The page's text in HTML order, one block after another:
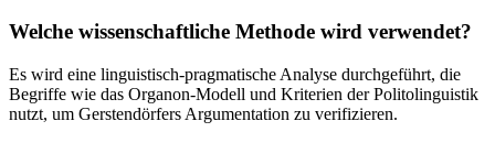
Welche wissenschaftliche Methode wird verwendet?
Es wird eine linguistisch-pragmatische Analyse durchgeführt, die
Begriffe wie das Organon-Modell und Kriterien der Politolinguistik
nutzt, um Gerstendörfers Argumentation zu verifizieren.